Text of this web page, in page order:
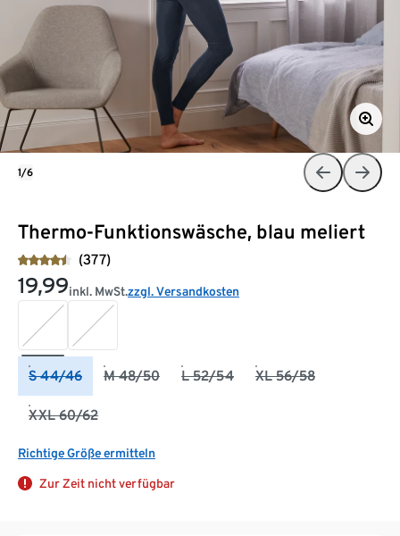
Thermo-Funktionswäsche, blau meliert
(377)
19,99inkl. MwSt.zzgl. Versandkosten
S 44/46 M 48/50 L 52/54 XL 56/58
XXL 60/62
Richtige Größe ermitteln
Zur Zeit nicht verfügbar
1/6